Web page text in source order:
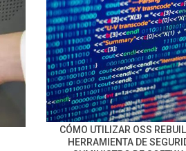
CÓMO UTILIZAR OSS
HERRAMIENTA DE